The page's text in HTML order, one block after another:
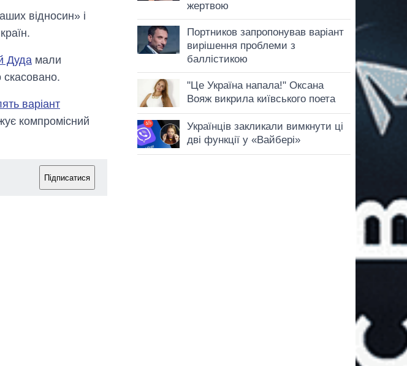
відносин» і
Дуда мали
скасовано.
варіант
компромісний
Підписатися